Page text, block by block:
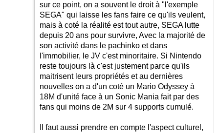
sur ce point, on a souvent le droit à "l'exemple
SEGA" qui laisse les fans faire ce qu'ils veulent,
mais à coté la réalité est tout autre, SEGA lutte
depuis 20 ans pour survivre, Avec la majorité de
son activité dans le pachinko et dans
l'immobilier, le JV c'est minoritaire. Si Nintendo
reste toujours là c'est justement parce qu'ils
maitrisent leurs propriétés et au dernières
nouvelles on a d'un coté un Mario Odyssey à
18M d'unité face à un Sonic Mania fait par des
fans qui moins de 2M sur 4 supports cumulé.
Il faut aussi prendre en compte l'aspect culturel,